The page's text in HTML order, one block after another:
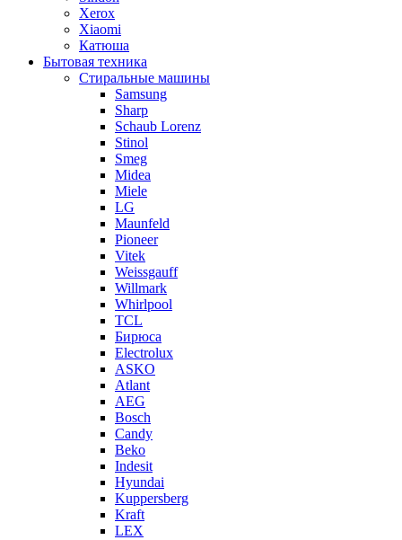
Xerox
Xiaomi
Катюша
Бытовая техника
Стиральные машины
Samsung
Sharp
Schaub Lorenz
Stinol
Smeg
Midea
Miele
LG
Maunfeld
Pioneer
Vitek
Weissgauff
Willmark
Whirlpool
TCL
Бирюса
Electrolux
ASKO
Atlant
AEG
Bosch
Candy
Beko
Indesit
Hyundai
Kuppersberg
Kraft
LEX